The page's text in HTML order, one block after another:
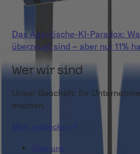
Das Agentische-KI-Paradox:
überzeugt sind – aber nur 11%
Wer wir sind
Unser Geschäft: Ihr
machen.
Mehr entdecken
Über uns